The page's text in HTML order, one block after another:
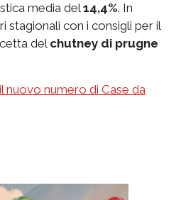
media del14,4%. In
stagionali con i consigli per il
del chutney di prugne
nuovo numero di Case da